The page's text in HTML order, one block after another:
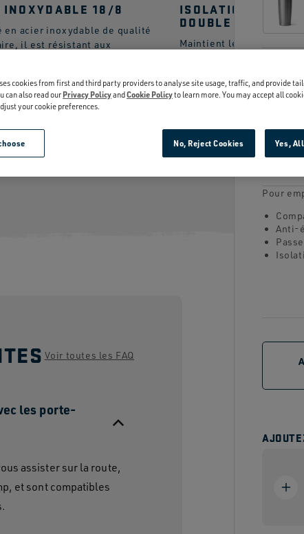
Pour
Anti-
INOXYDABLE 18/8
en acier inoxydable de qualité
il est résistant aux
ISOLATION SOUS
DOUBLE PAROI
Maintient les boissons
Voir toutes les FAQ
les porte-
assister sur la route,
et sont compatibles
cookies from first and third party providers to analyse site usage, traffic, and provide
can also read our Privacy PolicyandCookie Policyto learn more. You may accept all
your cookie preferences.
No, Reject Cookies Yes,